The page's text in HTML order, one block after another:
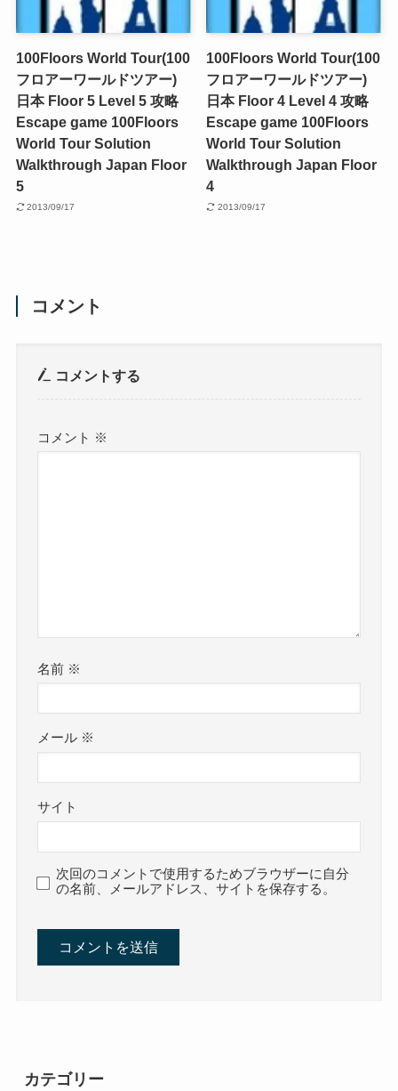
100Floors World Tour(100
フロアーワールドツアー)
日本 Floor 5 Level 5 攻略
Escape game 100Floors
World Tour Solution
Walkthrough Japan Floor
5
2013/09/17
100Floors World Tour(100
フロアーワールドツアー)
日本 Floor 4 Level 4 攻略
Escape game 100Floors
World Tour Solution
Walkthrough Japan Floor
4
2013/09/17
コメント
コメントする
コメント ※
名前 ※
メール ※
サイト
次回のコメントで使用するためブラウザーに自分
の名前、メールアドレス、サイトを保存する。
カテゴリー